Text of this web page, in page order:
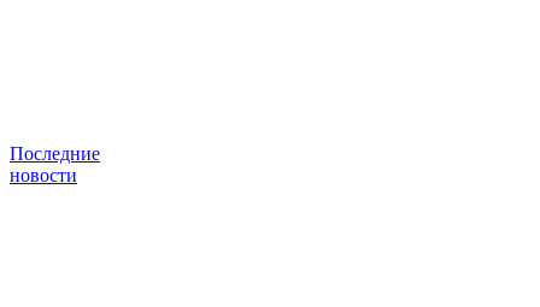
Последние
новости